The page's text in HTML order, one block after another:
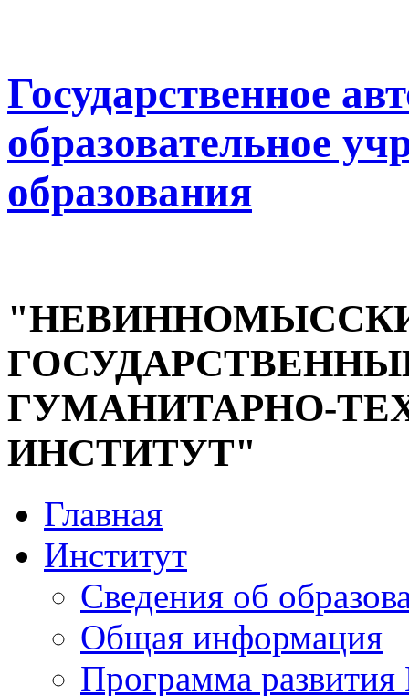
Государственное
образовательное
образования
ГУМАНИТАРНО-
ИНСТИТУТ"
Главная
Институт
Сведения об
Общая информация
Программа